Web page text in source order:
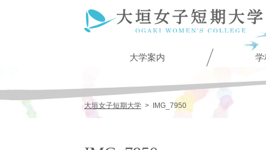
大学案内 学
大垣女子短期大学 > IMG_7950